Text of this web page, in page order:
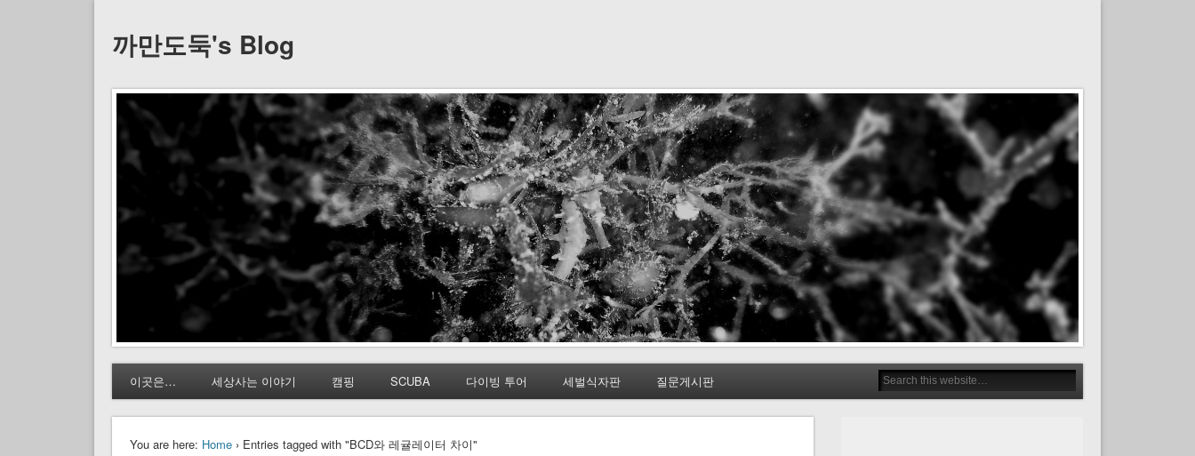
까만도둑's Blog
이곳은… 세상사는 이야기 캠핑 SCUBA 다이빙 투어 세벌식자판 질문게시판
You are here: Home› Entries tagged with "BCD와 레귤레이터 차이"